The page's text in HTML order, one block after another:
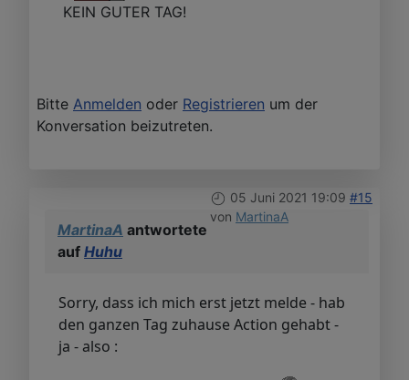
KEIN GUTER TAG!
Bitte Anmelden oder Registrieren um der
Konversation beizutreten.
05 Juni 2021 19:09 #15
von MartinaA
MartinaA antwortete
auf Huhu
Sorry, dass ich mich erst jetzt melde - hab
den ganzen Tag zuhause Action gehabt -
ja - also :